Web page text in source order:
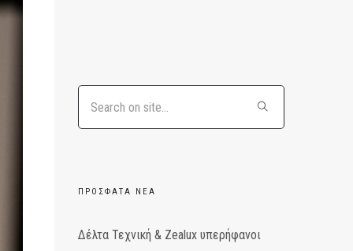
ΠΡΌΣΦΑΤΑ ΝΈΑ
Δέλτα Τεχνική & Zealux υπερήφανοι